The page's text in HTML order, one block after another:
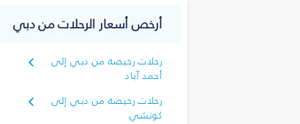
أرخص أسعار الرحلات من دبي
رحلات رخيصة من دبي إلى
أحمد آباد
رحلات رخيصة من دبي إلى
كوتشي